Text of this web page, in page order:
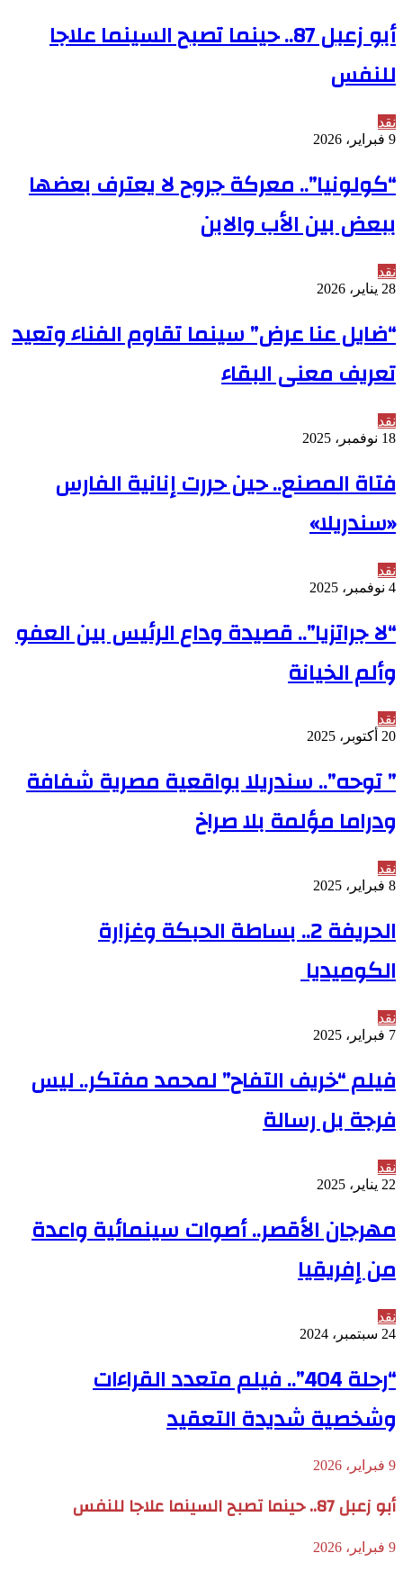
أبو زعبل 87.. حينما تصبح السينما علاجا
للنفس
نقد
9 فبراير، 2026
“كولونيا”.. معركة جروح لا يعترف بعضها
ببعض بين الأب والابن
نقد
28 يناير، 2026
“ضايل عنا عرض” سينما تقاوم الفناء وتعيد
تعريف معنى البقاء
نقد
18 نوفمبر، 2025
فتاة المصنع.. حين حررت إنانية الفارس
«سندريلا»
نقد
4 نوفمبر، 2025
“لا جراتزيا”.. قصيدة وداع الرئيس بين العفو
وألم الخيانة
نقد
20 أكتوبر، 2025
” توحه”.. سندريلا بواقعية مصرية شفافة
ودراما مؤلمة بلا صراخ
نقد
8 فبراير، 2025
الحريفة 2.. بساطة الحبكة وغزارة
الكوميديا
نقد
7 فبراير، 2025
فيلم “خريف التفاح” لمحمد مفتكر.. ليس
فرجة بل رسالة
نقد
22 يناير، 2025
مهرجان الأقصر.. أصوات سينمائية واعدة
من إفريقيا
نقد
24 سبتمبر، 2024
“رحلة 404”.. فيلم متعدد القراءات
وشخصية شديدة التعقيد
9 فبراير، 2026
أبو زعبل 87.. حينما تصبح السينما علاجا للنفس
9 فبراير، 2026